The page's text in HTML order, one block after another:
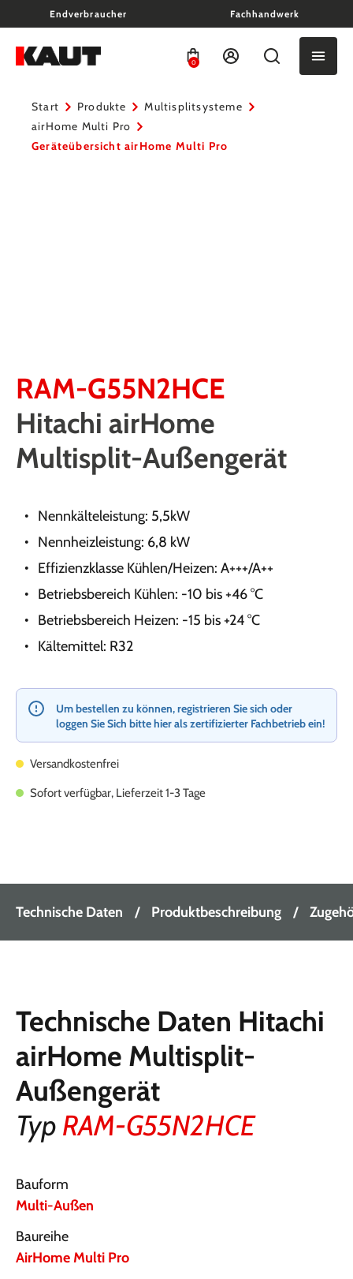
springenEndverbraucher Fachhandwerk
0
Start Produkte
Multisplitsysteme
airHome Multi Pro
Geräteübersicht airHome Multi Pro
RAM-G55N2HCE
Hitachi airHome
Multisplit-Außengerät
Nennkälteleistung: 5,5kW
Nennheizleistung: 6,8 kW
Effizienzklasse Kühlen/Heizen: A+++/A++
Betriebsbereich Kühlen: -10 bis +46 °C
Betriebsbereich Heizen: -15 bis +24 °C
Kältemittel: R32
Um bestellen zu können, registrieren Sie sich oder
loggen Sie Sich bitte hier als zertifizierter Fachbetrieb ein!
Versandkostenfrei
Sofort verfügbar, Lieferzeit 1-3 Tage
Technische Daten Produktbeschreibung
Technische Daten Hitachi
airHome Multisplit-
Außengerät
Typ RAM-G55N2HCE
Bauform
Multi-Außen
Baureihe
AirHome Multi Pro